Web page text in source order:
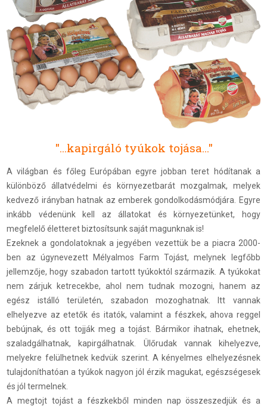
"...kapirgáló tyúkok tojása..."
A világban és főleg Európában egyre jobban teret hódítanak a
különböző állatvédelmi és környezetbarát mozgalmak, melyek
kedvező irányban hatnak az emberek gondolkodásmódjára. Egyre
inkább védenünk kell az állatokat és környezetünket, hogy
megfelelő életteret biztosítsunk saját magunknak is!
Ezeknek a gondolatoknak a jegyében vezettük be a piacra 2000-
ben az úgynevezett Mélyalmos Farm Tojást, melynek legfőbb
jellemzője, hogy szabadon tartott tyúkoktól származik. A tyúkokat
nem zárjuk ketrecekbe, ahol nem tudnak mozogni, hanem az
egész istálló területén, szabadon mozoghatnak. Itt vannak
elhelyezve az etetők és itatók, valamint a fészkek, ahova reggel
bebújnak, és ott tojják meg a tojást. Bármikor ihatnak, ehetnek,
szaladgálhatnak, kapirgálhatnak. Ülőrudak vannak kihelyezve,
melyekre felülhetnek kedvük szerint. A kényelmes elhelyezésnek
tulajdoníthatóan a tyúkok nagyon jól érzik magukat, egészségesek
és jól termelnek.
A megtojt tojást a fészkekből minden nap összeszedjük és a